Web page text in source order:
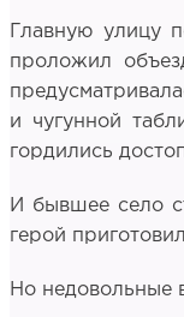
Главную улицу
проложил
и чугунной
гордились
И бывшее село
герой
Но недовольные